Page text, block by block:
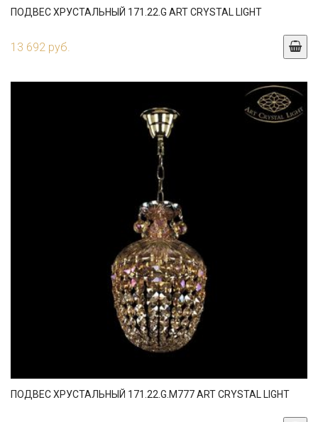
ПОДВЕС ХРУСТАЛЬНЫЙ 171.22.G ART CRYSTAL LIGHT
13 692 руб.
ПОДВЕС ХРУСТАЛЬНЫЙ 171.22.G.M777 ART CRYSTAL LIGHT